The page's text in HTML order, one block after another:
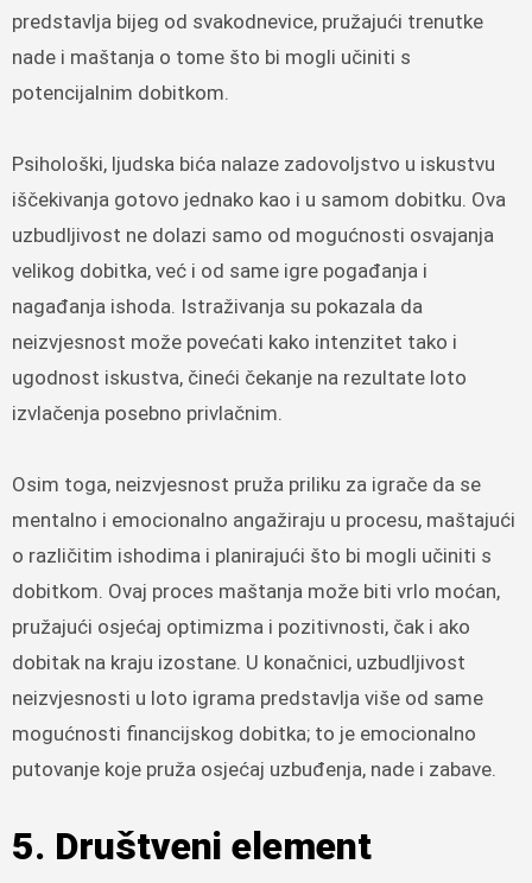
predstavlja bijeg od svakodnevice, pružajući trenutke
nade i maštanja o tome što bi mogli učiniti s
potencijalnim dobitkom.
Psihološki, ljudska bića nalaze zadovoljstvo u iskustvu
iščekivanja gotovo jednako kao i u samom dobitku. Ova
uzbudljivost ne dolazi samo od mogućnosti osvajanja
velikog dobitka, već i od same igre pogađanja i
nagađanja ishoda. Istraživanja su pokazala da
neizvjesnost može povećati kako intenzitet tako i
ugodnost iskustva, čineći čekanje na rezultate loto
izvlačenja posebno privlačnim.
Osim toga, neizvjesnost pruža priliku za igrače da se
mentalno i emocionalno angažiraju u procesu, maštajući
o različitim ishodima i planirajući što bi mogli učiniti s
dobitkom. Ovaj proces maštanja može biti vrlo moćan,
pružajući osjećaj optimizma i pozitivnosti, čak i ako
dobitak na kraju izostane. U konačnici, uzbudljivost
neizvjesnosti u loto igrama predstavlja više od same
mogućnosti financijskog dobitka; to je emocionalno
putovanje koje pruža osjećaj uzbuđenja, nade i zabave.
5. Društveni element